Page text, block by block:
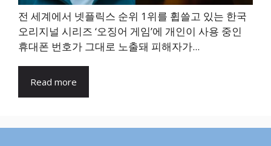
전 세계에서 넷플릭스 순위 1위를 휩쓸고 있는 한국
오리지널 시리즈 ‘오징어 게임’에 개인이 사용 중인
휴대폰 번호가 그대로 노출돼 피해자가...
Read more